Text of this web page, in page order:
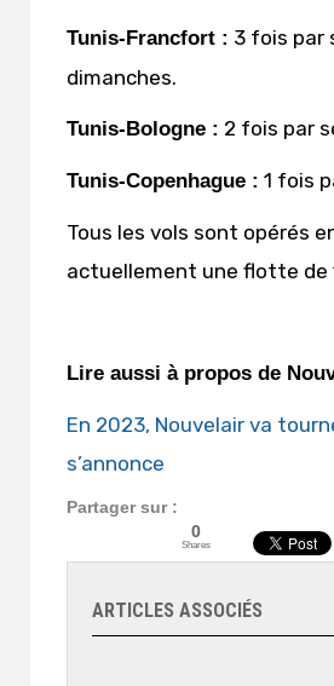
Tunis-Francfort : 3 fois par
dimanches.
Tunis-Bologne : 2 fois par
Tunis-Copenhague : 1 fois
Tous les vols sont opérés
actuellement une flotte de
Lire aussi à propos de
En 2023, Nouvelair va
s’annonce
Partager sur :
0
Shares
ARTICLES ASSOCIÉS